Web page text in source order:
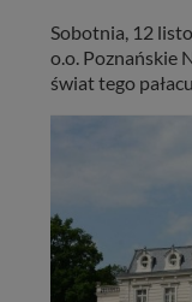
Sobotnia, 12
o.o. Poznańskie
świat tego